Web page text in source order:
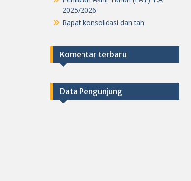
2025/2026
Rapat konsolidasi dan tah
Komentar terbaru
Data Pengunjung